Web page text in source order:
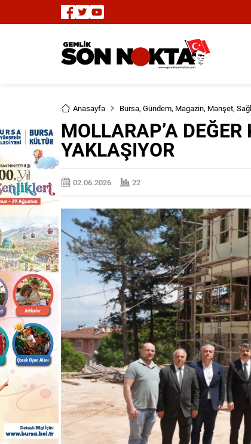
Anasayfa Bursa, Gündem, Magazin, Manşet,
MOLLARAP’A
YAKLAŞIYOR
02.06.2026 22